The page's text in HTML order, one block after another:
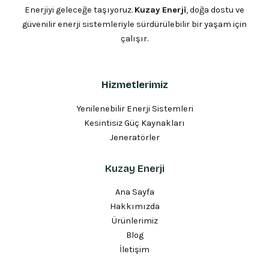
Enerjiyi geleceğe taşıyoruz. Kuzay Enerji, doğa dostu ve
güvenilir enerji sistemleriyle sürdürülebilir bir yaşam için
çalışır.
Hizmetlerimiz
Yenilenebilir Enerji Sistemleri
Kesintisiz Güç Kaynakları
Jeneratörler
Kuzay Enerji
Ana Sayfa
Hakkımızda
Ürünlerimiz
Blog
İletişim